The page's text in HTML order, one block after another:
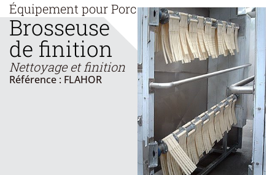
Équipement pourPorc
Brosseuse
de finition
Nettoyage et finition
Référence : FLAHOR